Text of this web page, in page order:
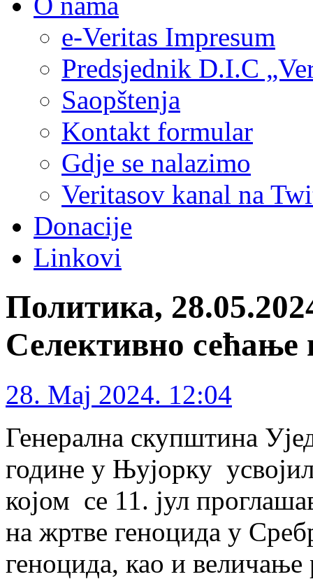
e-Veritas Impresum
Predsjednik D.I.C
Saopštenja
Kontakt formular
Gdje se nalazimo
Veritasov kanal na
Donacije
Linkovi
Политика,
Селективно сећање
28. Maj 2024. 12:04
Генерална скупштина
године у Њујорку
којом се 11. јул
на жртве геноцида у
геноцида, као и величање